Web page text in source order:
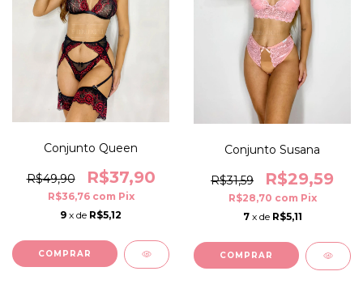
Conjunto Queen
R$49,90 R$37,90
R$36,76 com Pix
9 x de R$5,12
COMPRAR
Conjunto Susana
R$31,59 R$29,59
R$28,70 com Pix
7 x de R$5,11
COMPRAR